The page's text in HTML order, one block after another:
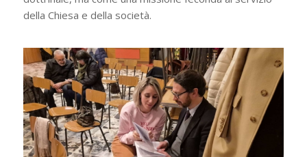
della Chiesa e della società.